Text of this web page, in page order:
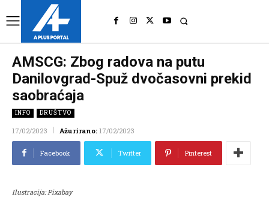
AMSCG: Zbog radova na putu
Danilovgrad-Spuž dvočasovni prekid
saobraćaja
INFO DRUŠTVO
17/02/2023 Ažurirano: 17/02/2023
Facebook Twitter Pinterest
Ilustracija: Pixabay